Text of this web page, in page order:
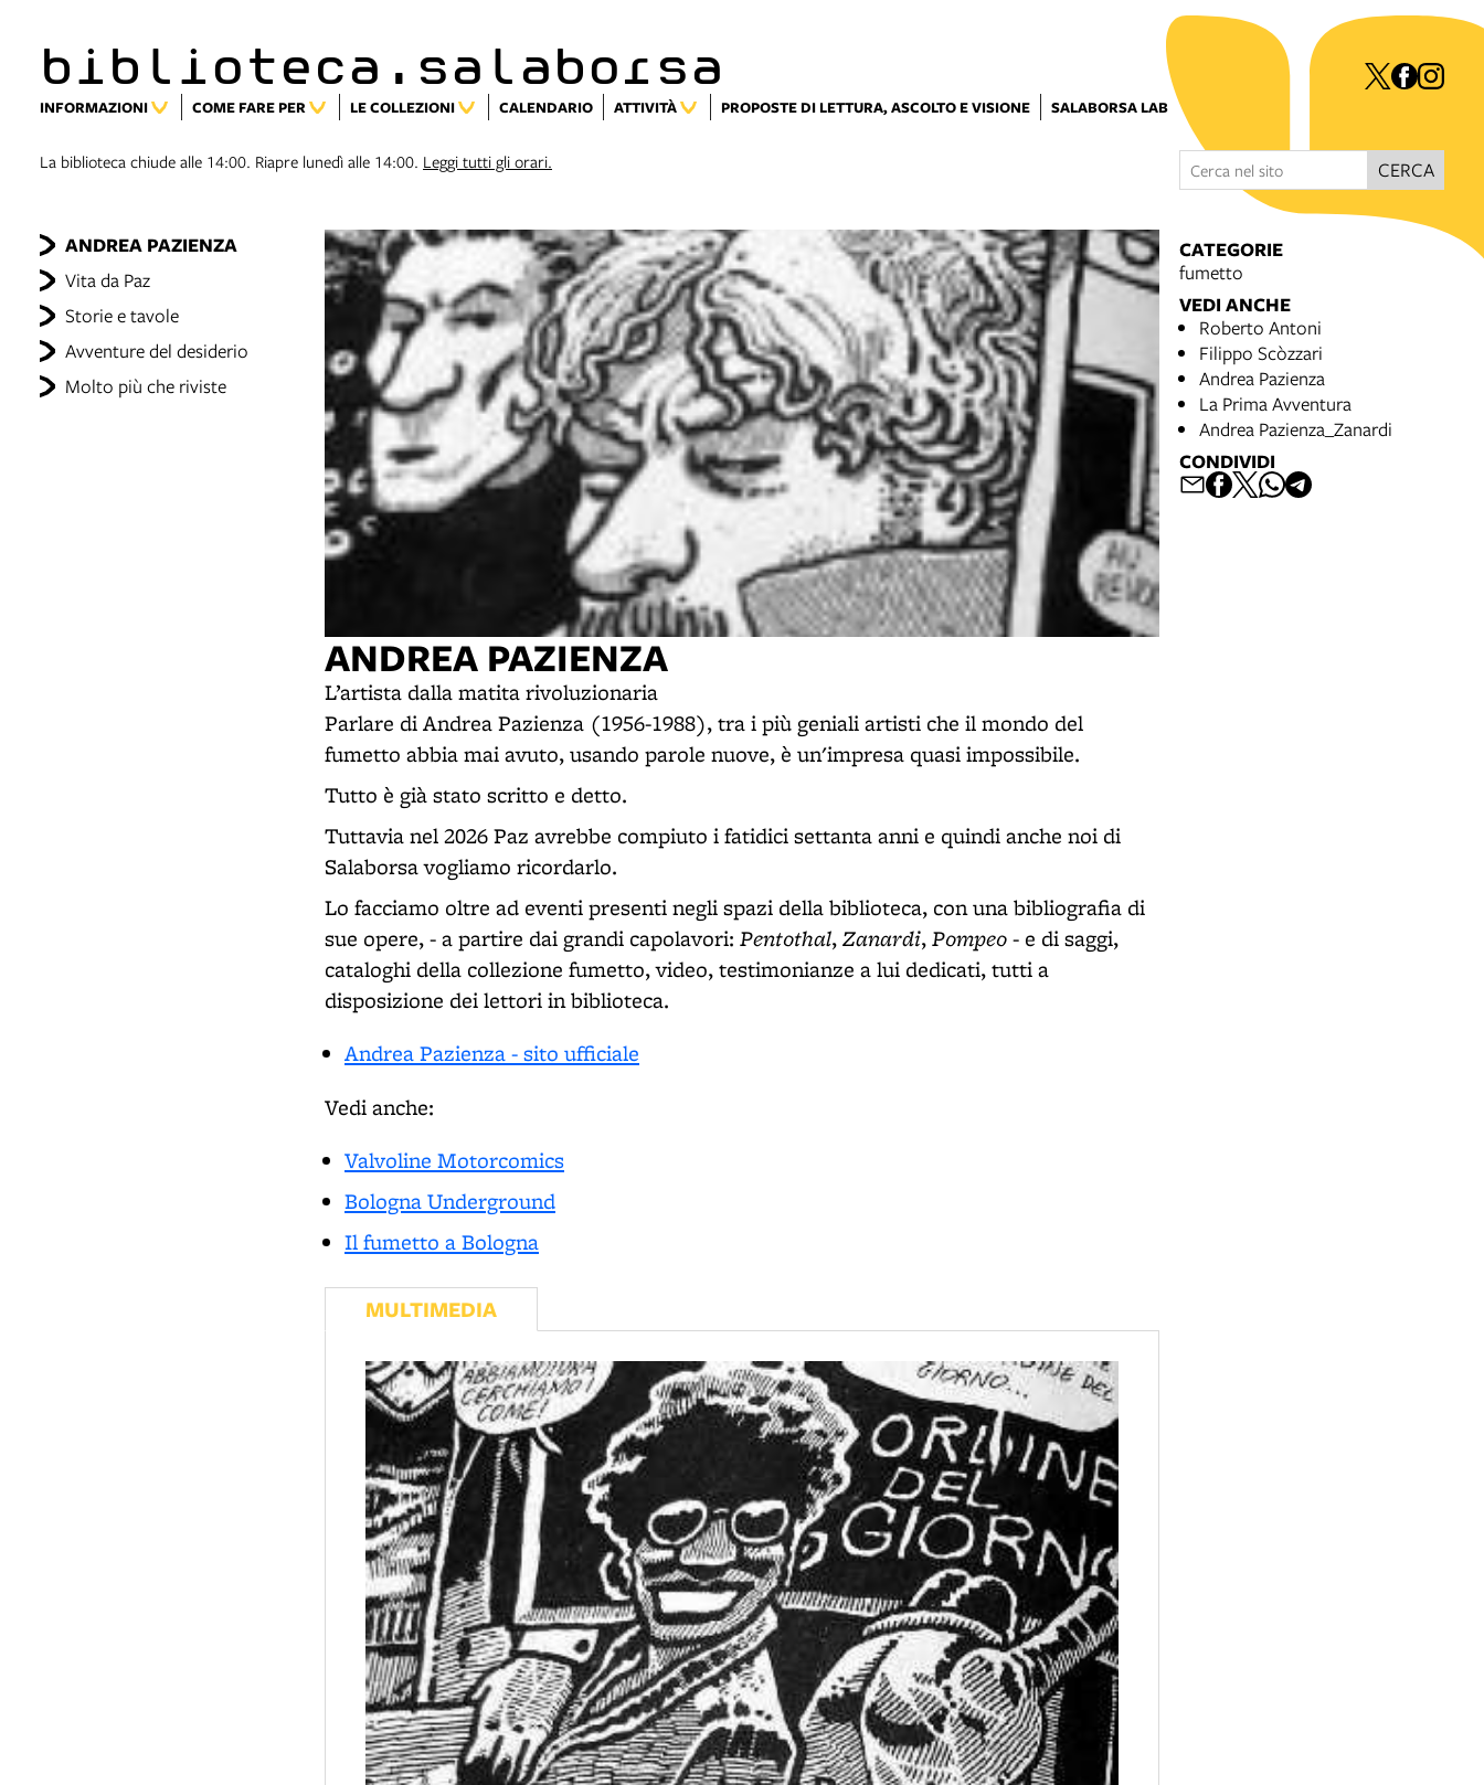
biblioteca.salaborsa
INFORMAZIONI COME FARE PER LE COLLEZIONI CALENDARIO ATTIVITÀ PROPOSTE DI LETTURA, ASCOLTO E VISIONE SALABORSA LAB
La biblioteca chiude alle 14:00. Riapre lunedì alle 14:00. Leggi tutti gli orari. CERCA
ANDREA PAZIENZA
Vita da Paz
Storie e tavole
Avventure del desiderio
Molto più che riviste
ANDREA PAZIENZA
L’artista dalla matita rivoluzionaria
Parlare di Andrea Pazienza (1956-1988), tra i più geniali artisti che il mondo del
fumetto abbia mai avuto, usando parole nuove, è un'impresa quasi impossibile.
Tutto è già stato scritto e detto.
Tuttavia nel 2026 Paz avrebbe compiuto i fatidici settanta anni e quindi anche noi di
Salaborsa vogliamo ricordarlo.
Lo facciamo oltre ad eventi presenti negli spazi della biblioteca, con una bibliografia di
sue opere, - a partire dai grandi capolavori: Pentothal,Zanardi,Pompeo- e di saggi,
cataloghi della collezione fumetto, video, testimonianze a lui dedicati, tutti a
disposizione dei lettori in biblioteca.
Andrea Pazienza - sito ufficiale
Vedi anche:
Valvoline Motorcomics
Bologna Underground
Il fumetto a Bologna
MULTIMEDIA
CATEGORIE
fumetto
VEDI ANCHE
Roberto Antoni
Filippo Scòzzari
Andrea Pazienza
La Prima Avventura
Andrea Pazienza_Zanardi
CONDIVIDI